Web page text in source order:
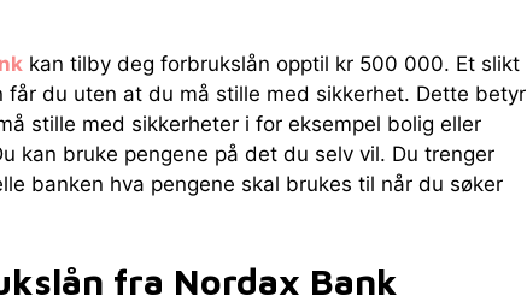
kan tilby deg forbrukslån opptil kr 500 000. Et slikt
får du uten at du må stille med sikkerhet. Dette betyr
stille med sikkerheter i for eksempel bolig eller
kan bruke pengene på det du selv vil. Du trenger
banken hva pengene skal brukes til når du søker
fra Nordax Bank